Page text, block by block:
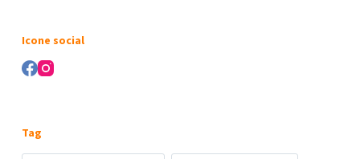
Icone social
Tag